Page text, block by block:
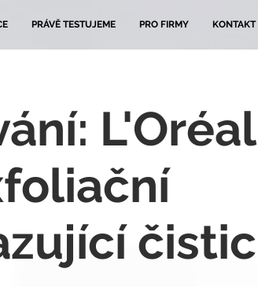
PRÁVĚ TESTUJEME PRO FIRMY KONTAKT
L'Oréal